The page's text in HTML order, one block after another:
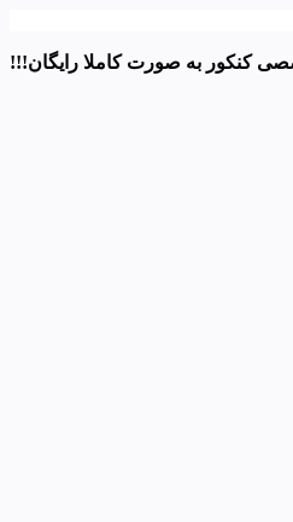
کنکور به صورت کاملا رایگان!!!